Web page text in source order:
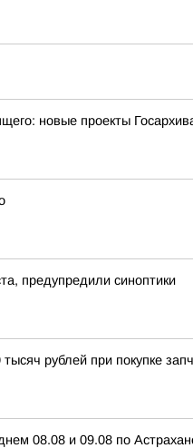
новые проекты
предупредили синоптики
рублей при покупке
08.08 и 09.08 по